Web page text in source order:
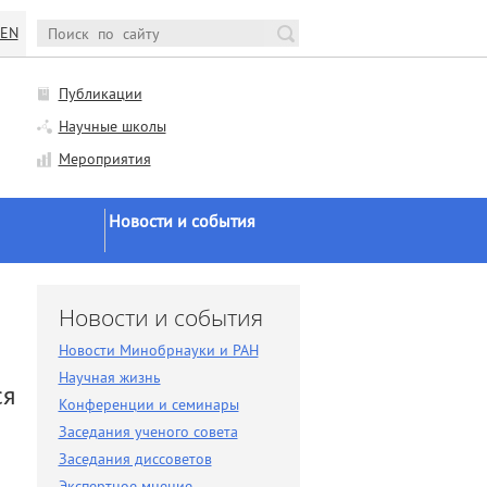
EN
Публикации
Научные школы
Мероприятия
Новости и события
Заседания ученого совета
Заседания диссоветов
Экспертное мнение
Новости и события
Новости Минобрнауки и РАН
Научная жизнь
Конференции и семинары
Заседания ученого совета
Заседания диссоветов